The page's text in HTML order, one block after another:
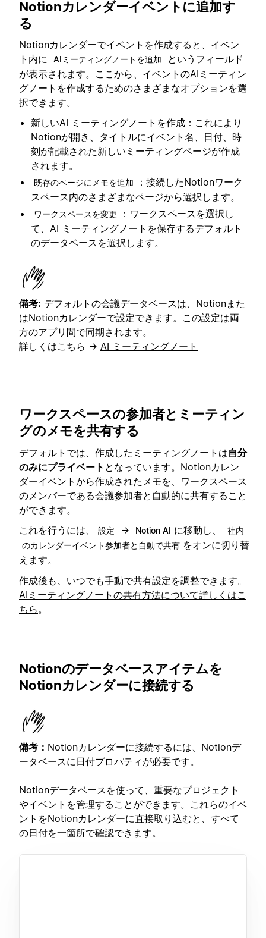
Notionカレンダーイベントに追加す
る
Notionカレンダーでイベントを作成すると、イベン
ト内に
AIミーティングノートを追加
というフィールド
が表示されます。ここから、イベントのAIミーティン
グノートを作成するためのさまざまなオプションを選
択できます。
新しいAI ミーティングノートを作成：これにより
Notionが開き、タイトルにイベント名、日付、時
刻が記載された新しいミーティングページが作成
されます。
既存のページにメモを追加
：接続したNotionワーク
スペース内のさまざまなページから選択します。
ワークスペースを変更
：ワークスペースを選択し
て、AI ミーティングノートを保存するデフォルト
のデータベースを選択します。
備考: デフォルトの会議データベースは、Notionまた
はNotionカレンダーで設定できます。この設定は両
方のアプリ間で同期されます。
詳しくはこちら → AI ミーティングノート
ワークスペースの参加者とミーティン
グのメモを共有する
デフォルトでは、作成したミーティングノートは自分
のみにプライベート となっています。Notionカレン
ダーイベントから作成されたメモを、ワークスペース
のメンバーである会議参加者と自動的に共有すること
ができます。
これを行うには、
設定 → Notion AI に移動し、
社内
のカレンダーイベント参加者と自動で共有 をオンに切り替
えます。
作成後も、いつでも手動で共有設定を調整できます。
AIミーティングノートの共有方法について詳しくはこ
ちら 。
Notionのデータベースアイテムを
Notionカレンダーに接続する
備考： Notionカレンダーに接続するには、Notionデ
ータベースに日付プロパティが必要です。
Notionデータベースを使って、重要なプロジェクト
やイベントを管理することができます。これらのイベ
ントをNotionカレンダーに直接取り込むと、すべて
の日付を一箇所で確認できます。